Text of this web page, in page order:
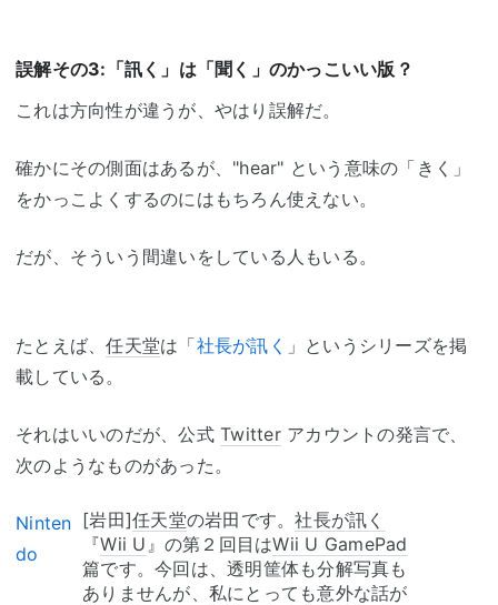
誤解その3:「訊く」は「聞く」のかっこいい版？
これは方向性が違うが、やはり誤解だ。
確かにその側面はあるが、"hear" という意味の「きく」
をかっこよくするのにはもちろん使えない。
だが、そういう間違いをしている人もいる。
たとえば、任天堂は「社長が訊く 」というシリーズを掲
載している。
それはいいのだが、公式 Twitterアカウントの発言で、
次のようなものがあった。
Ninten
do
[岩田]任天堂の岩田です。社長が訊く
『Wii U 』の第２回目はWii U GamePad
篇です。今回は、透明筐体も分解写真も
ありませんが、私にとっても意外な話が